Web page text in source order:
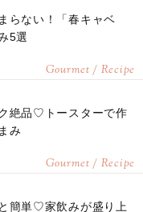
らない！「春キャベ
5選
Gourmet / Recipe
絶品♡トースターで作
み
Gourmet / Recipe
簡単♡家飲みが盛り上